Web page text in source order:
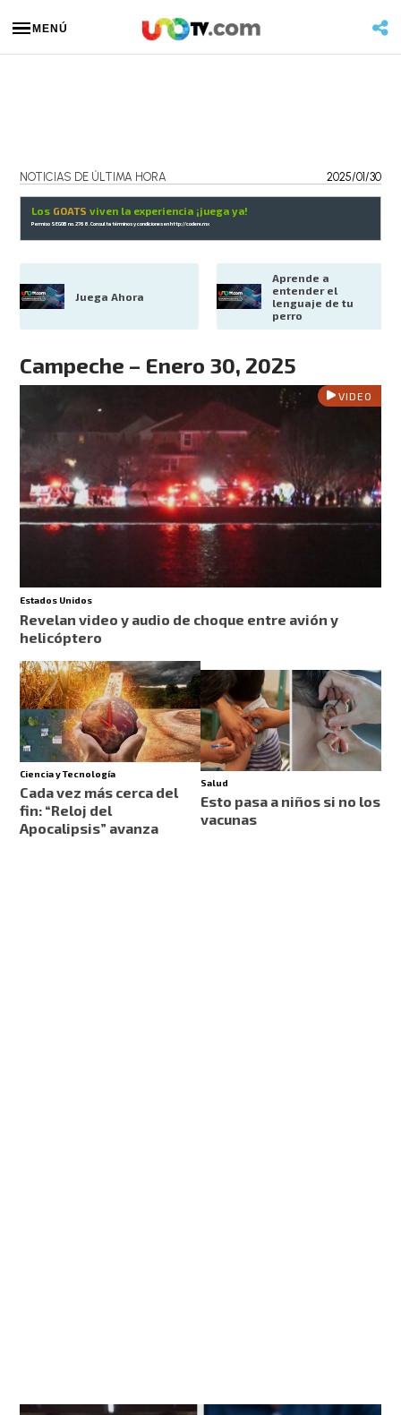
MENÚ
NOTICIAS DE ÚLTIMA HORA 2025/01/30
Los GOATS viven la experiencia ¡juega ya!
Permiso SEGOB no. 2768. Consulta términos y condiciones enhttp://codere.mx
Juega Ahora
Aprende a
entender el
lenguaje de tu
perro
Campeche – Enero 30, 2025
VIDEO
Estados Unidos
Revelan video y audio de choque entre avión y
helicóptero
Ciencia y Tecnología
Cada vez más cerca del
fin: “Reloj del
Apocalipsis” avanza
Salud
Esto pasa a niños si no los
vacunas